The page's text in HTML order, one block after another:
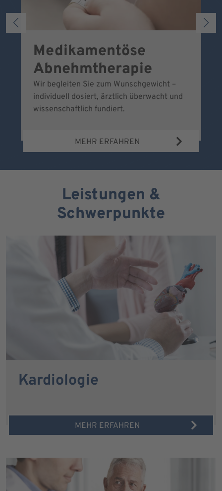
Medikamentöse
Abnehmtherapie
Wir begleiten Sie zum Wunschgewicht –
individuell dosiert, ärztlich überwacht und
wissenschaftlich fundiert.
MEHR ERFAHREN
Leistungen &
Schwerpunkte
Kardiologie
MEHR ERFAHREN